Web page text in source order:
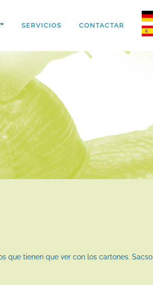
SERVICIOS CONTACTAR
que tienen que ver con los cartones. Sacso